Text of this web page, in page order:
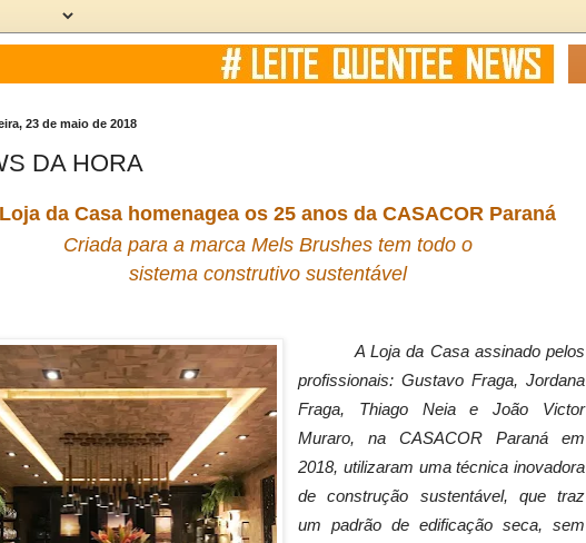
23 de maio de 2018
DA HORA
da Casa homenagea os 25 anos da CASACOR Paraná
Criada para a marca Mels Brushes tem todo o
sistema construtivo sustentável
A Loja da Casa assinado pelos
profissionais: Gustavo Fraga, Jordana
Fraga, Thiago Neia e João Victor
Muraro, na CASACOR Paraná em
2018, utilizaram uma técnica inovadora
de construção sustentável, que traz
um padrão de edificação seca, sem